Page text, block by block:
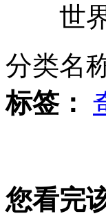
女子遭蛇咬
世界
分类名
标签：
您看完